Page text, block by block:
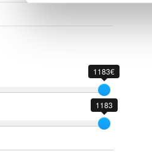
1183€
1183